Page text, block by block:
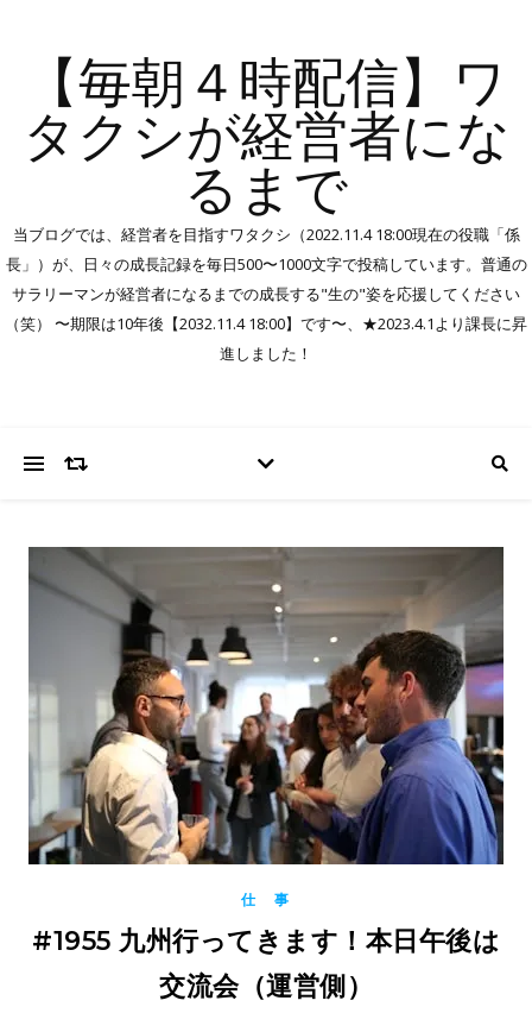
【毎朝４時配信】ワ
タクシが経営者にな
るまで
当ブログでは、経営者を目指すワタクシ（2022.11.4 18:00現在の役職「係
長」）が、日々の成長記録を毎日500〜1000文字で投稿しています。普通の
サラリーマンが経営者になるまでの成長する"生の"姿を応援してください
（笑） 〜期限は10年後【2032.11.4 18:00】です〜、★2023.4.1より課長に昇
進しました！
仕 事
#1955 九州行ってきます！本日午後は
交流会（運営側）